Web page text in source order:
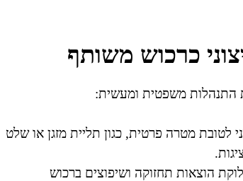
כרכוש משותף
התנהלות משפטית ומעשית:
מטרה פרטית, כגון תליית מזגן או שלט
הוצאות תחזוקה ושיפוצים ברכוש